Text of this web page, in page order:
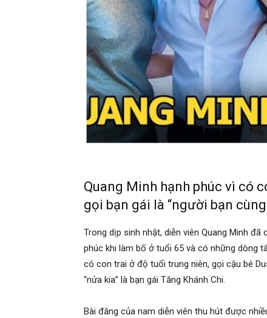
Quang Minh hạnh phúc vì có
gọi bạn gái là “người bạn
Trong dịp sinh nhật, diễn viên Quang Minh
phúc khi làm bố ở tuổi 65 và có những dòng
có con trai ở độ tuổi trung niên, gọi cậu bé
“nửa kia” là bạn gái Tăng Khánh Chi.
Bài đăng của nam diễn viên thu hút được